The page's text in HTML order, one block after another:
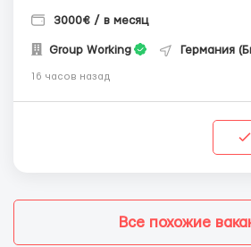
3000€ / в месяц
Group Working Германия
16 часов назад
Все похожие